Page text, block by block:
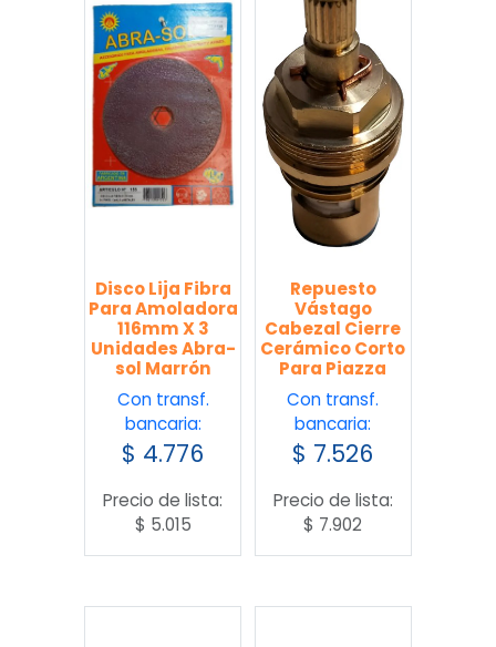
Disco Lija Fibra
Para Amoladora
116mm X 3
Unidades Abra-
sol Marrón
Con transf.
bancaria:
$ 4.776
Precio de lista:
$ 5.015
Repuesto
Vástago
Cabezal Cierre
Cerámico Corto
Para Piazza
Con transf.
bancaria:
$ 7.526
Precio de lista:
$ 7.902